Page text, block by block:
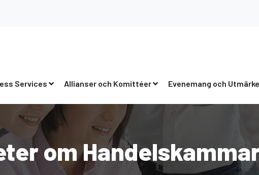
Services Allianser och Komittéer Evenemang och
om